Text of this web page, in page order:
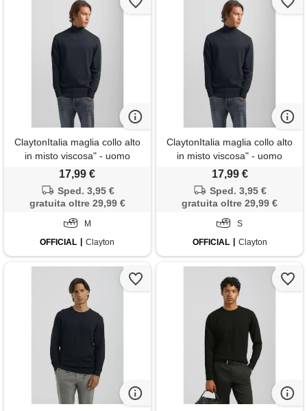
ClaytonItalia maglia collo alto
in misto viscosa" - uomo
17,99 €
Sped. 3,95 €
gratuita oltre 29,99 €
M
OFFICIAL
Clayton
ClaytonItalia maglia collo alto
in misto viscosa" - uomo
17,99 €
Sped. 3,95 €
gratuita oltre 29,99 €
S
OFFICIAL
Clayton